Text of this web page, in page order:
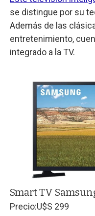
se distingue por su
Además de las
entretenimiento,
integrado a la TV.
Smart TV
Precio:U$S 299